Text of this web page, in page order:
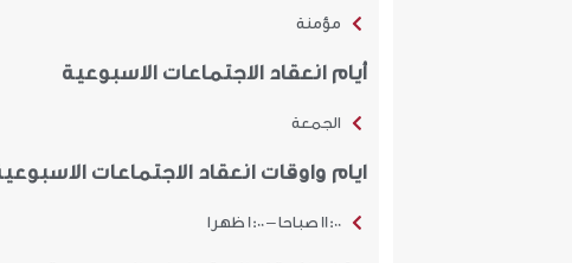
مؤمنة
أيام انعقاد الاجتماعات الاسبوعية
الجمعة
ايام واوقات انعقاد الاجتماعات
11:00 صباحا – 1:00 ظهرا